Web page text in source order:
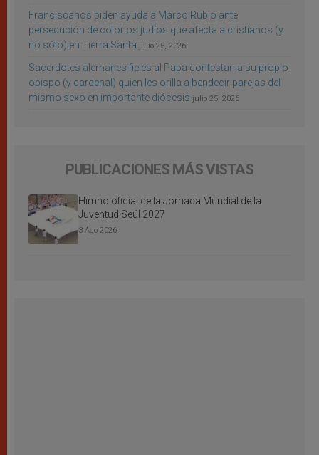
Franciscanos piden ayuda a Marco Rubio ante
persecución de colonos judíos que afecta a cristianos (y
no sólo) en Tierra Santa julio 25, 2026
Sacerdotes alemanes fieles al Papa contestan a su propio
obispo (y cardenal) quien les orilla a bendecir parejas del
mismo sexo en importante diócesis julio 25, 2026
PUBLICACIONES MÁS VISTAS
Himno oficial de la Jornada Mundial de la
Juventud Seúl 2027
3 Ago 2026